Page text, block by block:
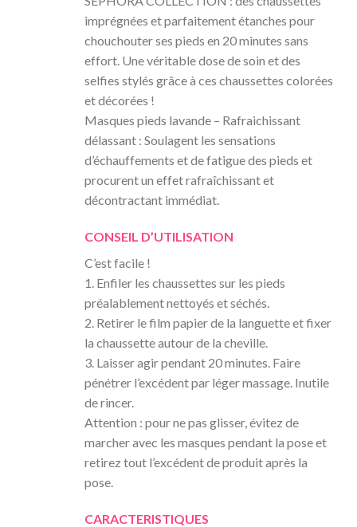
imprégnées et parfaitement étanches pour
chouchouter ses pieds en 20 minutes sans
effort. Une véritable dose de soin et des
selfies stylés grâce à ces chaussettes colorées
et décorées !
Masques pieds lavande – Rafraichissant
délassant : Soulagent les sensations
d’échauffements et de fatigue des pieds et
procurent un effet rafraîchissant et
décontractant immédiat.
CONSEIL D’UTILISATION
C’est facile !
1. Enfiler les chaussettes sur les pieds
préalablement nettoyés et séchés.
2. Retirer le film papier de la languette et fixer
la chaussette autour de la cheville.
3. Laisser agir pendant 20 minutes. Faire
pénétrer l’excédent par léger massage. Inutile
de rincer.
Attention : pour ne pas glisser, évitez de
marcher avec les masques pendant la pose et
retirez tout l’excédent de produit après la
pose.
CARACTERISTIQUES